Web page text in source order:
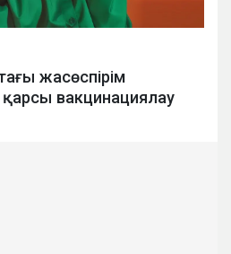
жасөспірім
вакцинациялау